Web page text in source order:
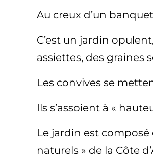
Au creux d’un
C’est un jardin
assiettes, des graines
Les convives se
Ils s’assoient à «
Le jardin est
naturels » de la Côte